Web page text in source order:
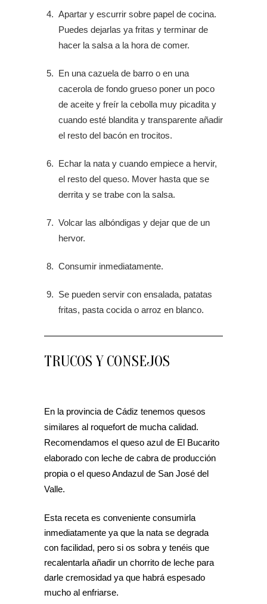
Apartar y escurrir sobre papel de cocina.
Puedes dejarlas ya fritas y terminar de
hacer la salsa a la hora de comer.
En una cazuela de barro o en una
cacerola de fondo grueso poner un poco
de aceite y freír la cebolla muy picadita y
cuando esté blandita y transparente añadir
el resto del bacón en trocitos.
Echar la nata y cuando empiece a hervir,
el resto del queso. Mover hasta que se
derrita y se trabe con la salsa.
Volcar las albóndigas y dejar que de un
hervor.
Consumir inmediatamente.
Se pueden servir con ensalada, patatas
fritas, pasta cocida o arroz en blanco.
TRUCOS Y CONSEJOS
En la provincia de Cádiz tenemos quesos
similares al roquefort de mucha calidad.
Recomendamos el queso azul de El Bucarito
elaborado con leche de cabra de producción
propia o el queso Andazul de San José del
Valle.
Esta receta es conveniente consumirla
inmediatamente ya que la nata se degrada
con facilidad, pero si os sobra y tenéis que
recalentarla añadir un chorrito de leche para
darle cremosidad ya que habrá espesado
mucho al enfriarse.